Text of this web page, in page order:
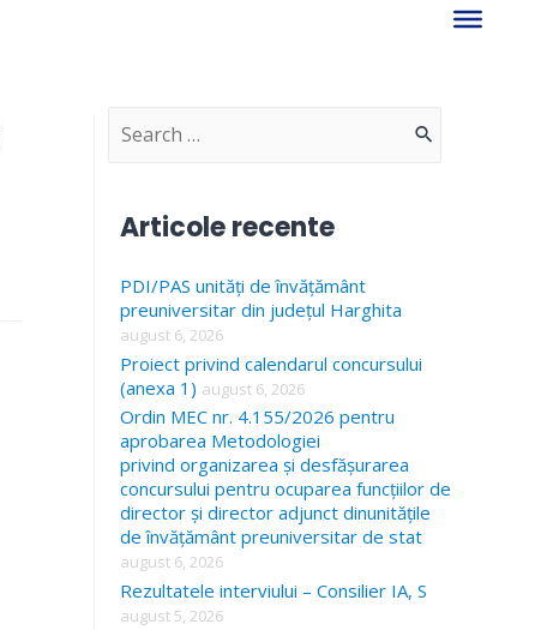
S
c
h
f
o
r
:
Articole recente
PDI/PAS unități de învățământ
preuniversitar din județul Harghita
august 6, 2026
Proiect privind calendarul concursului
(anexa 1) august 6, 2026
Ordin MEC nr. 4.155/2026 pentru
aprobarea Metodologiei
privind organizarea și desfășurarea
concursului pentru ocuparea funcțiilor de
director și director adjunct dinunitățile
de învățământ preuniversitar de stat
august 6, 2026
Rezultatele interviului – Consilier IA, S
august 5, 2026